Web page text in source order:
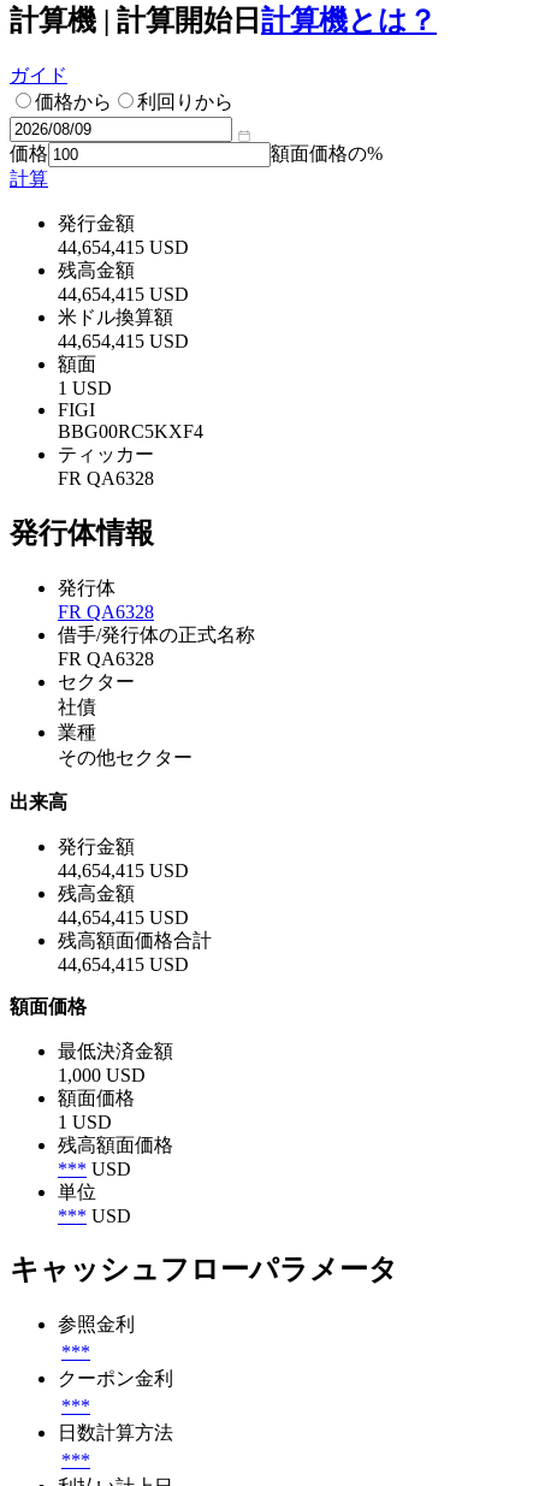
計算機 | 計算開始日 計算機とは？
ガイド
価格から
利回りから
価格
額面価格の%
計算
発行金額
44,654,415 USD
残高金額
44,654,415 USD
米ドル換算額
44,654,415 USD
額面
1 USD
FIGI
BBG00RC5KXF4
ティッカー
FR QA6328
発行体情報
発行体
FR QA6328
借手/発行体の正式名称
FR QA6328
セクター
社債
業種
その他セクター
出来高
発行金額
44,654,415 USD
残高金額
44,654,415 USD
残高額面価格合計
44,654,415 USD
額面価格
最低決済金額
1,000 USD
額面価格
1 USD
残高額面価格
*** USD
単位
*** USD
キャッシュフローパラメータ
参照金利
***
クーポン金利
***
日数計算方法
***